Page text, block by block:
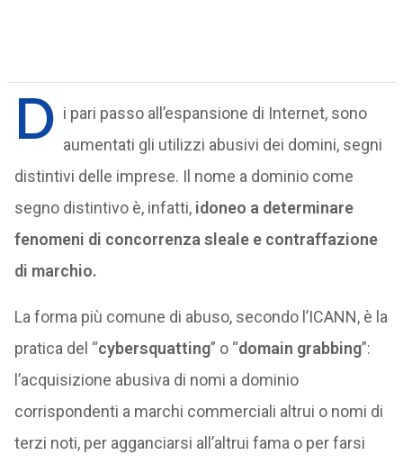
D i pari passo all’espansione di Internet, sono
aumentati gli utilizzi abusivi dei domini, segni
distintivi delle imprese. Il nome a dominio come
segno distintivo è, infatti, idoneo a determinare
fenomeni di concorrenza sleale e contraffazione
di marchio.
La forma più comune di abuso, secondo l’ICANN, è la
pratica del “cybersquatting” o “domain grabbing”:
l’acquisizione abusiva di nomi a dominio
corrispondenti a marchi commerciali altrui o nomi di
terzi noti, per agganciarsi all’altrui fama o per farsi